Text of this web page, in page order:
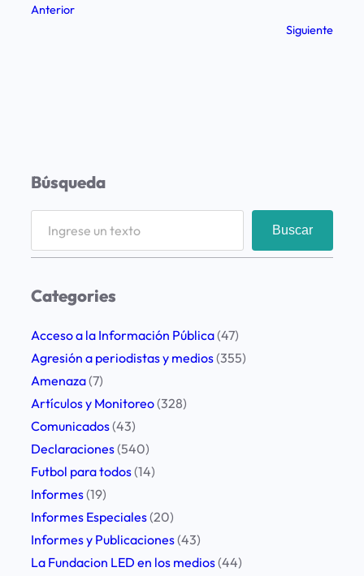
Anterior
Siguiente
Búsqueda
r
h
Buscar
Categories
Acceso a la Información Pública(47)
Agresión a periodistas y medios(355)
Amenaza(7)
Artículos y Monitoreo(328)
Comunicados(43)
Declaraciones(540)
Futbol para todos(14)
Informes(19)
Informes Especiales(20)
Informes y Publicaciones(43)
La Fundacion LED en los medios(44)